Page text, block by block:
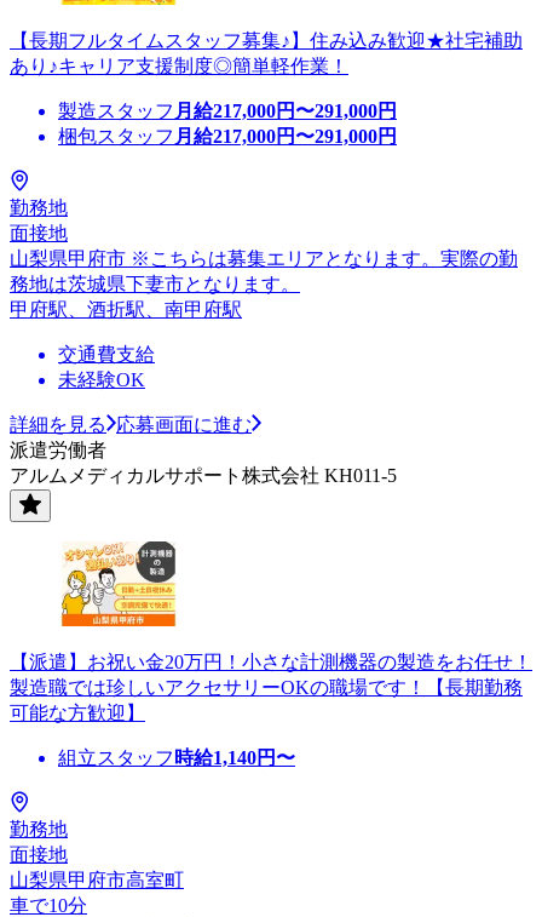
【長期フルタイムスタッフ募集♪】住み込み歓迎★社宅補助
あり♪キャリア支援制度◎簡単軽作業！
製造スタッフ 月給217,000円〜291,000円
梱包スタッフ 月給217,000円〜291,000円
勤務地
面接地
山梨県甲府市 ※こちらは募集エリアとなります。実際の勤
務地は茨城県下妻市となります。
甲府駅、酒折駅、南甲府駅
交通費支給
未経験OK
詳細を見る
応募画面に進む
派遣労働者
アルムメディカルサポート株式会社 KH011-5
【派遣】お祝い金20万円！小さな計測機器の製造をお任せ！
製造職では珍しいアクセサリーOKの職場です！【長期勤務
可能な方歓迎】
組立スタッフ 時給1,140円〜
勤務地
面接地
山梨県甲府市高室町
車で10分